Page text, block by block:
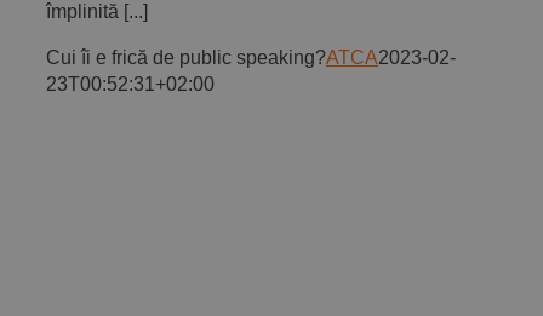
împlinită [...]
Cui îi e frică de public speaking?ATCA2023-02-
23T00:52:31+02:00